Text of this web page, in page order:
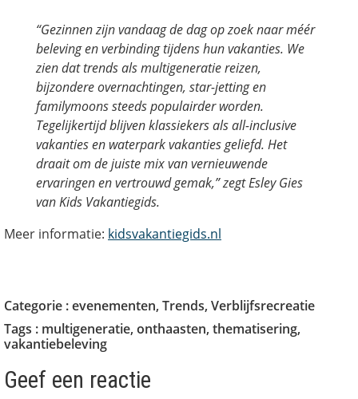
“Gezinnen zijn vandaag de dag op zoek naar méér
beleving en verbinding tijdens hun vakanties. We
zien dat trends als multigeneratie reizen,
bijzondere overnachtingen, star-jetting en
familymoons steeds populairder worden.
Tegelijkertijd blijven klassiekers als all-inclusive
vakanties en waterpark vakanties geliefd. Het
draait om de juiste mix van vernieuwende
ervaringen en vertrouwd gemak,” zegt Esley Gies
van Kids Vakantiegids.
Meer informatie: kidsvakantiegids.nl
Categorie :evenementen, Trends, Verblijfsrecreatie
Tags : multigeneratie, onthaasten, thematisering,
vakantiebeleving
Geef een reactie